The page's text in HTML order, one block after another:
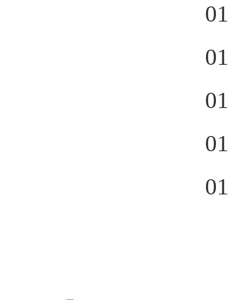
01
01
01
01
01